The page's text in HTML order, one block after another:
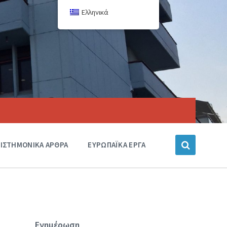
ΑΡΘΡΑ ΕΥΡΩΠΑΪΚΑ ΕΡΓΑ
Ελληνικά